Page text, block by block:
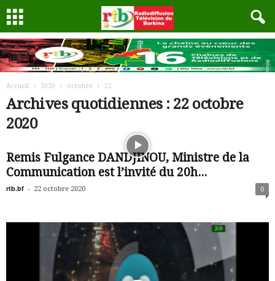
Accueil 2020 octobre 22
Archives quotidiennes : 22 octobre
2020
Remis Fulgance DANDJINOU, Ministre de la
Communication est l’invité du 20h...
rtb.bf - 22 octobre 2020 0